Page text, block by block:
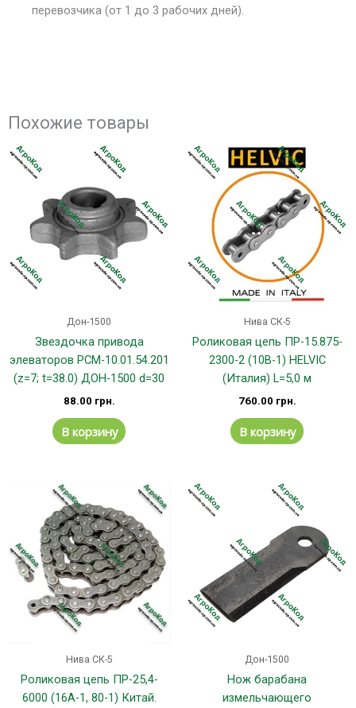
перевозчика (от 1 до 3 рабочих дней).
Похожие товары
Дон-1500
Звездочка привода
элеваторов РСМ-10.01.54.201
(z=7; t=38.0) ДОН-1500 d=30
88.00 грн.
В корзину
Нива СК-5
Роликовая цепь ПР-15.875-
2300-2 (10B-1) HELVIC
(Италия) L=5,0 м
760.00 грн.
В корзину
Нива СК-5
Роликовая цепь ПР-25,4-
6000 (16А-1, 80-1) Китай.
товар
несколько
вариаций.
Опции
можно
выбрать
на
Дон-1500
Нож барабана
измельчающего